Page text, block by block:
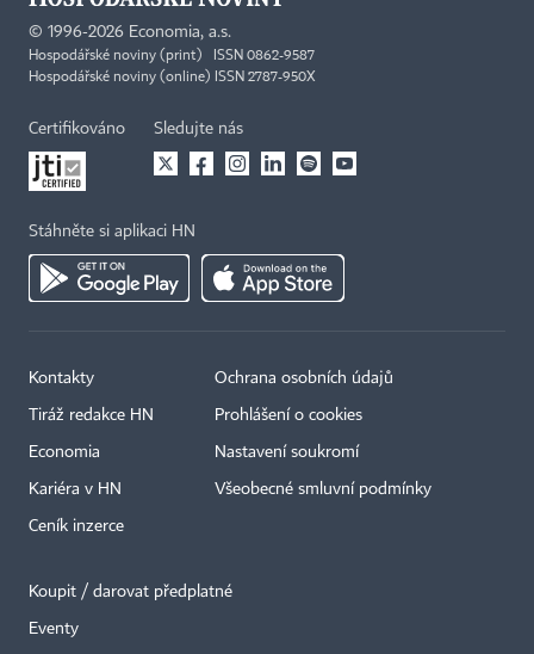
© 1996-2026 Economia, a.s.
Hospodářské noviny (print) ISSN 0862-9587
Hospodářské noviny (online) ISSN 2787-950X
Certifikováno Sledujte nás
Stáhněte si aplikaci HN
Kontakty
Tiráž redakce HN
Economia
Kariéra v HN
Ceník inzerce
Ochrana osobních údajů
Prohlášení o cookies
Nastavení soukromí
Všeobecné smluvní podmínky
Koupit / darovat předplatné
Eventy